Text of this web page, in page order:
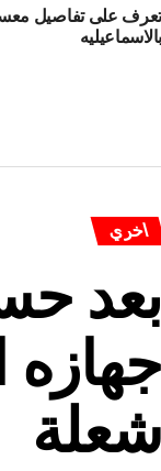
تعرف على تفاصيل
بالاسماعيليه
اخري
بعد
جهازه
شعلة